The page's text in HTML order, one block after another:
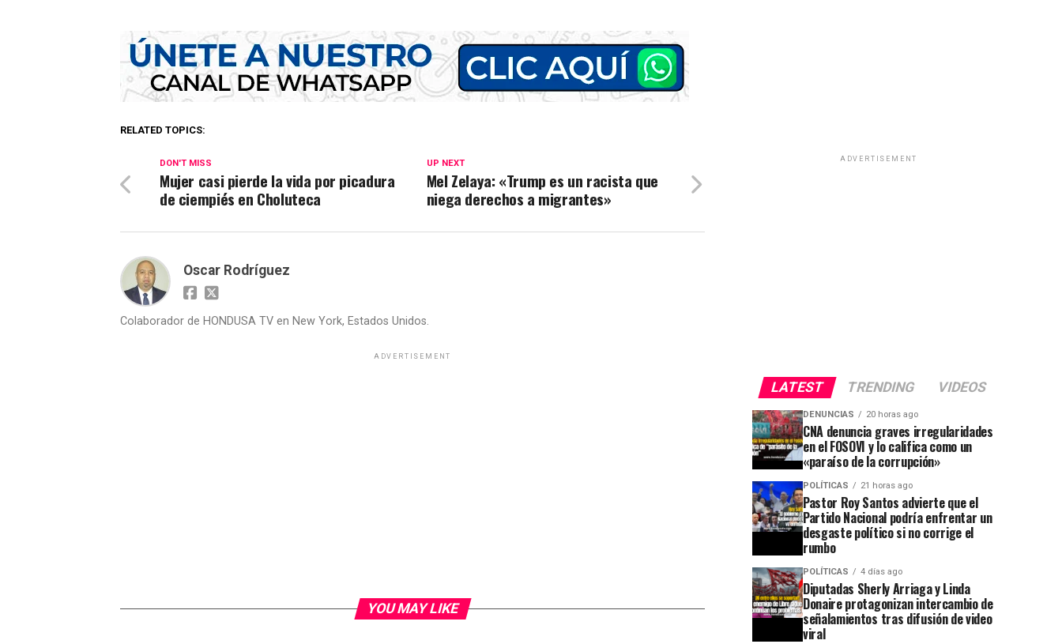
RELATED TOPICS:
UP NEXT
Mel Zelaya: «Trump es un racista que
niega derechos a migrantes»
DON'T MISS
Mujer casi pierde la vida por picadura
de ciempiés en Choluteca
Oscar Rodríguez
Colaborador de HONDUSA TV en New York, Estados Unidos.
ADVERTISEMENT
YOU MAY LIKE
ADVERTISEMENT
LATEST TRENDING VIDEOS
DENUNCIAS 20 horas ago
CNA denuncia graves irregularidades
en el FOSOVI y lo califica como un
«paraíso de la corrupción»
POLÍTICAS 21 horas ago
Pastor Roy Santos advierte que el
Partido Nacional podría enfrentar un
desgaste político si no corrige el
rumbo
POLÍTICAS 4 días ago
Diputadas Sherly Arriaga y Linda
Donaire protagonizan intercambio de
señalamientos tras difusión de video
viral